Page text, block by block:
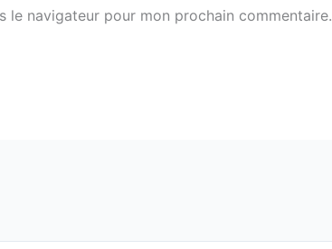
le navigateur pour mon prochain commentaire.